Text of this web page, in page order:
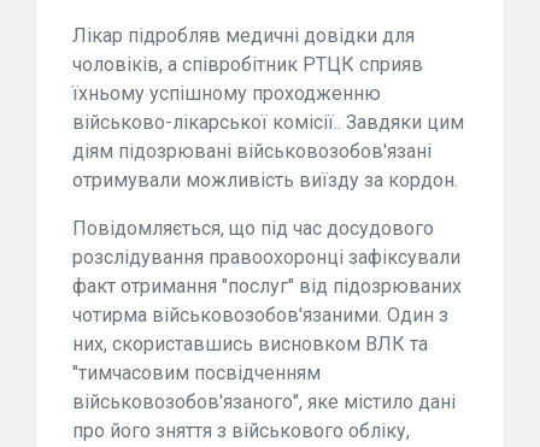
Лікар підробляв медичні довідки для
чоловіків, а співробітник РТЦК сприяв
їхньому успішному проходженню
військово-лікарської комісії.. Завдяки цим
діям підозрювані військовозобов'язані
отримували можливість виїзду за кордон.
Повідомляється, що під час досудового
розслідування правоохоронці зафіксували
факт отримання "послуг" від підозрюваних
чотирма військовозобов'язаними. Один з
них, скориставшись висновком ВЛК та
"тимчасовим посвідченням
військовозобов'язаного", яке містило дані
про його зняття з військового обліку,